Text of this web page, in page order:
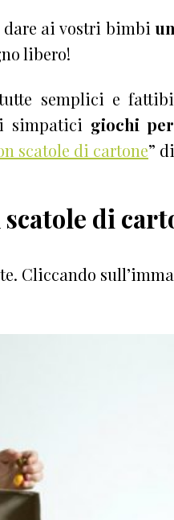
dare ai vostri bimbi
libero!
semplici e
simpatici giochi
scatole di cartone”
scatole di
Cliccando